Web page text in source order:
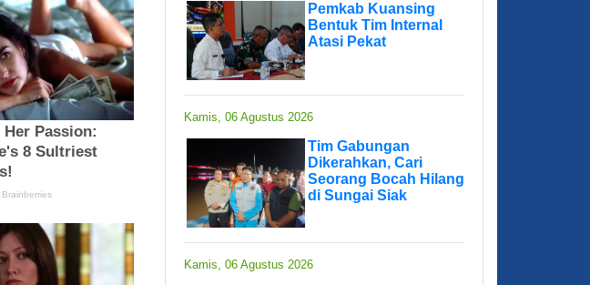
Pemkab Kuansing
Bentuk Tim Internal
Atasi Pekat
Kamis, 06 Agustus 2026
Tim Gabungan
Dikerahkan, Cari
Seorang Bocah Hilang
di Sungai Siak
Kamis, 06 Agustus 2026